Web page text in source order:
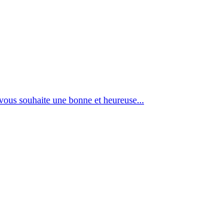
souhaite une bonne et heureuse...